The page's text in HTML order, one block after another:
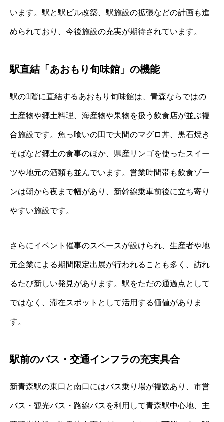
います。駅と駅ビル改築、駅施設の拡張などの計画も進
められており、今後施設の充実が期待されています。
駅直結「あおもり旬味館」の機能
駅の1階に直結するあおもり旬味館は、青森ならではの
土産物や郷土料理、海産物や果物を扱う飲食店が並ぶ複
合施設です。魚っ喰いの田で大間のマグロ丼、黒石焼き
そばなど郷土の食事のほか、県産リンゴを使ったスイー
ツや地元の酒類も並んでいます。営業時間帯も飲食ゾー
ンは朝から夜まで幅があり、新幹線乗車前後に立ち寄り
やすい施設です。
さらにイベント催事のスペースが設けられ、生産者や地
元企業による期間限定出展が行われることも多く、訪れ
るたび新しい発見があります。駅をただの通過点として
ではなく、滞在スポットとして活用する価値がありま
す。
駅前のバス・交通インフラの充実具合
新青森駅の東口と南口にはバス乗り場が複数あり、市営
バス・観光バス・路線バスを利用して青森駅中心地、主